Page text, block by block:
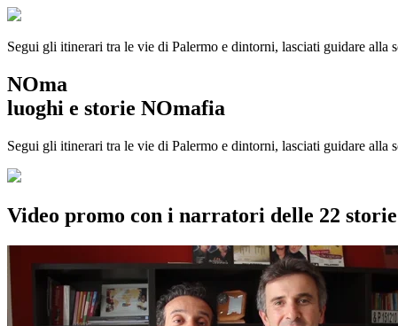
Segui gli itinerari tra le vie di Palermo e dintorni, lasciati guidare alla
NOma
luoghi e storie NOmafia
Segui gli itinerari tra le vie di Palermo e dintorni, lasciati guidare alla
Video promo con i narratori delle 22